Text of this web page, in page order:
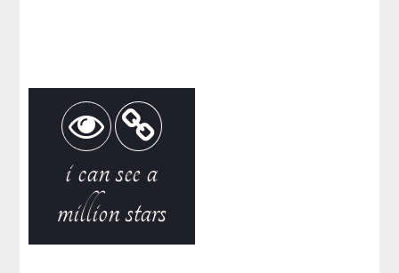
i can see a
million stars